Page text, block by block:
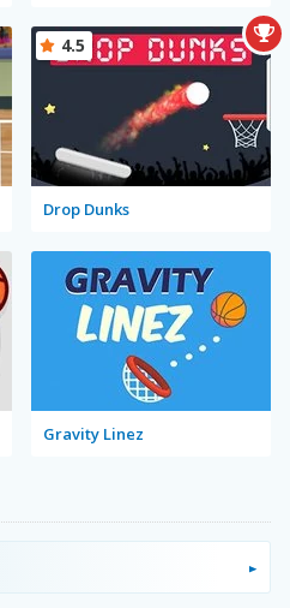
Drop Dunks
4.5
Gravity Linez